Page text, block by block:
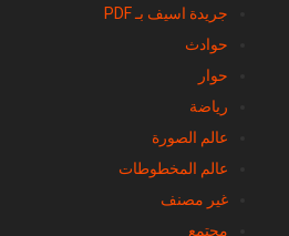
جريدة اسيف بـ PDF
حوادث
حوار
رياضة
عالم الصورة
عالم المخطوطات
غير مصنف
مجتمع